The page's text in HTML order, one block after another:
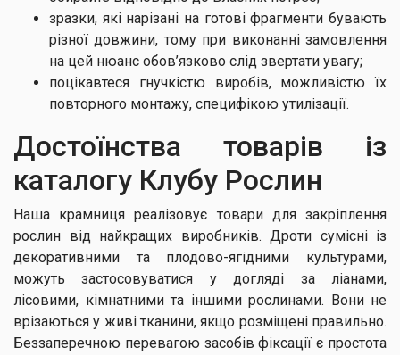
зразки, які нарізані на готові фрагменти бувають
різної довжини, тому при виконанні замовлення
на цей нюанс обов’язково слід звертати увагу;
поцікавтеся гнучкістю виробів, можливістю їх
повторного монтажу, специфікою утилізації.
Достоїнства товарів із
каталогу Клубу Рослин
Наша крамниця реалізовує товари для закріплення
рослин від найкращих виробників. Дроти сумісні із
декоративними та плодово-ягідними культурами,
можуть застосовуватися у догляді за ліанами,
лісовими, кімнатними та іншими рослинами. Вони не
врізаються у живі тканини, якщо розміщені правильно.
Беззаперечною перевагою засобів фіксації є простота